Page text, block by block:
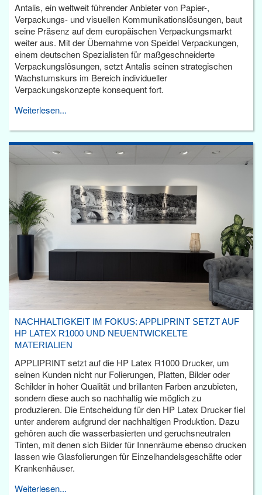
Antalis, ein weltweit führender Anbieter von Papier-,
Verpackungs- und visuellen Kommunikationslösungen, baut
seine Präsenz auf dem europäischen Verpackungsmarkt
weiter aus. Mit der Übernahme von Speidel Verpackungen,
einem deutschen Spezialisten für maßgeschneiderte
Verpackungslösungen, setzt Antalis seinen strategischen
Wachstumskurs im Bereich individueller
Verpackungskonzepte konsequent fort.
Weiterlesen...
NACHHALTIGKEIT IM FOKUS: APPLIPRINT SETZT AUF
HP LATEX R1000 UND NEUENTWICKELTE
MATERIALIEN
APPLIPRINT setzt auf die HP Latex R1000 Drucker, um
seinen Kunden nicht nur Folierungen, Platten, Bilder oder
Schilder in hoher Qualität und brillanten Farben anzubieten,
sondern diese auch so nachhaltig wie möglich zu
produzieren. Die Entscheidung für den HP Latex Drucker fiel
unter anderem aufgrund der nachhaltigen Produktion. Dazu
gehören auch die wasserbasierten und geruchsneutralen
Tinten, mit denen sich Bilder für Innenräume ebenso drucken
lassen wie Glasfolierungen für Einzelhandelsgeschäfte oder
Krankenhäuser.
Weiterlesen...